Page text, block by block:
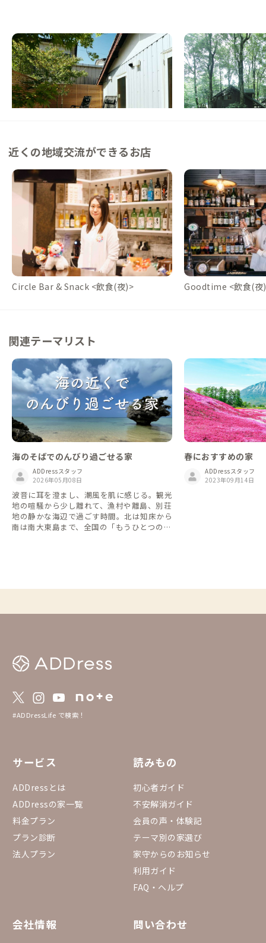
青島B邸
宮崎県 シェアハウス
【海まで自転車10分】サウナとサーフィン
が暮らしに溶け込むリノベ古民家の家
この家からの距離 26km
奥霧島A邸
宮崎県 ホテル/旅館
【国立公園内】火山
ジで暮らす
この家からの距離 52km
近くの地域交流ができるお店
Circle Bar & Snack <飲食(夜)> Goodtime <飲食(夜
関連テーマリスト
海のそばでのんびり過ごせる家
ADDressスタッフ
2026年05月08日
波音に耳を澄まし、潮風を肌に感じる。観光
地の喧騒から少し離れて、漁村や離島、別荘
地の静かな海辺で過ごす時間。北は知床から
南は南大東島まで、全国の「もうひとつの海
春におすすめの家
ADDressスタッフ
2023年09月14日
#ADDressLife で検索！
サービス
ADDressとは
ADDressの家一覧
料金プラン
プラン診断
法人プラン
読みもの
初心者ガイド
不安解消ガイド
会員の声・体験記
テーマ別の家選び
家守からのお知らせ
利用ガイド
FAQ・ヘルプ
会社情報 問い合わせ